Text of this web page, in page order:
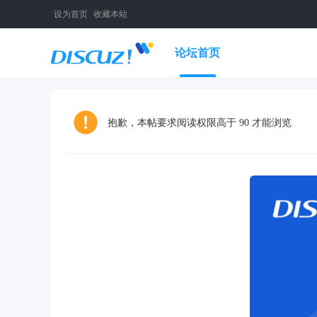
设为首页 收藏本站
论坛首页
抱歉，本帖要求阅读权限高于 90 才能浏览